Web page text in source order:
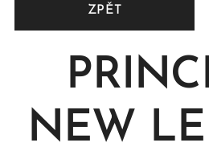
ZPĚT
NEW